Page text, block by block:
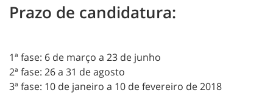
Prazo de candidatura:
1ª fase: 6 de março a 23 de junho
2ª fase: 26 a 31 de agosto
3ª fase: 10 de janeiro a 10 de fevereiro de 2018